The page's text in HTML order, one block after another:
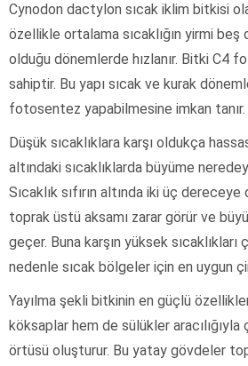
Cynodon dactylon sıcak iklim bitkisi
özellikle ortalama sıcaklığın yirmi beş
olduğu dönemlerde hızlanır. Bitki C4
sahiptir. Bu yapı sıcak ve kurak
fotosentez yapabilmesine imkan tanır.
Düşük sıcaklıklara karşı oldukça
altındaki sıcaklıklarda büyüme
Sıcaklık sıfırın altında iki üç
toprak üstü aksamı zarar görür ve
geçer. Buna karşın yüksek
nedenle sıcak bölgeler için en uygun
Yayılma şekli bitkinin en güçlü
köksaplar hem de sülükler aracılığıyla
örtüsü oluşturur. Bu yatay gövdeler